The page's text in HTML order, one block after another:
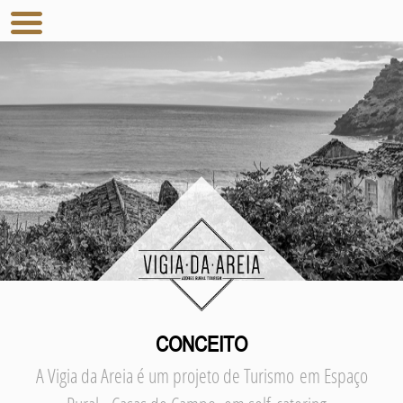
CONCEITO
A Vigia da Areia é um projeto de Turismo em Espaço